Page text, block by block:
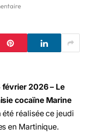
2026 – Le
cocaïne Marine
été réalisée ce jeudi
en Martinique.